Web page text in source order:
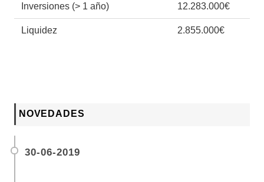
Inversiones (> 1 año) 12.283.000€
Liquidez 2.855.000€
NOVEDADES
30-06-2019